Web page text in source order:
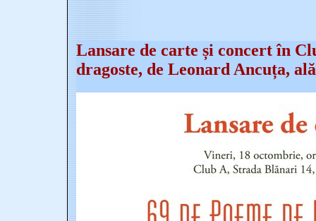
Lansare de carte și concert în
dragoste, de Leonard Ancuța,